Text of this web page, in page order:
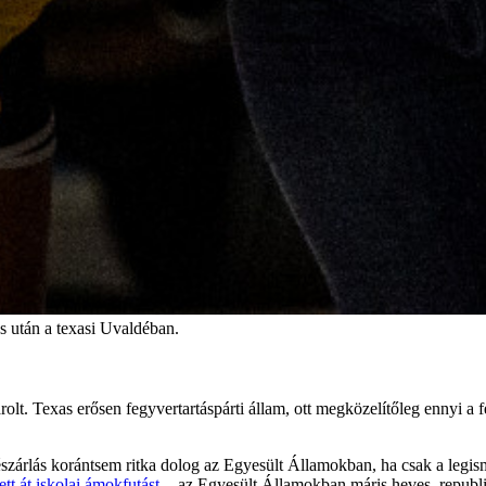
után a texasi Uvaldéban.
Texas erősen fegyvertartáspárti állam, ott megközelítőleg ennyi a
korántsem ritka dolog az Egyesült Államokban, ha csak a